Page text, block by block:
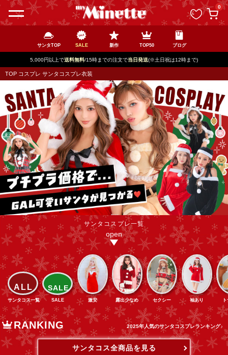
0
サンタTOP SALE 新作 TOP50 ブログ
新規登録で最大2500円OFF!
TOP コスプレ サンタコスプレ衣装
サンタコスプレ一覧
ALL
サンタコス一覧
SALE
SALE 激安 露出少なめ セクシー 袖あり
RANKING 2025年人気のサンタコスプレランキング♪
サンタコス全商品を見る
ペー
ジト
ップ